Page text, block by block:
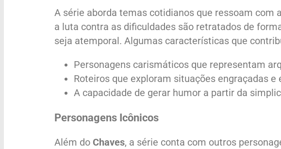
A série aborda temas cotidianos que ressoam com
a luta contra as dificuldades são retratados de
seja atemporal. Algumas características que
Personagens carismáticos que representam
Roteiros que exploram situações engraçadas e
A capacidade de gerar humor a partir da
Personagens Icônicos
Além do Chaves, a série conta com outros